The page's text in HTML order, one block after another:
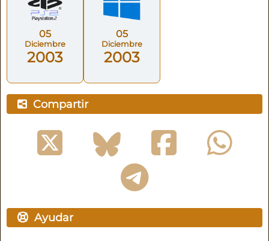
05
Diciembre
2003
05
Diciembre
2003
Compartir
Ayudar